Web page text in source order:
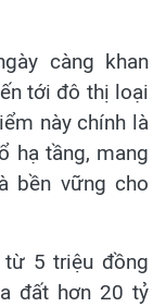
càng khan
tới đô thị loại
này chính là
hạ tầng, mang
bền vững cho
5 triệu đồng
đất hơn 20 tỷ